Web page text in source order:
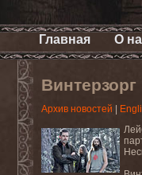
Главная О
Архив новостей